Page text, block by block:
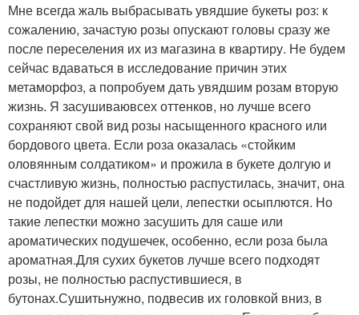
Мне всегда жаль выбрасывать увядшие букеты роз: к
сожалению, зачастую розы опускают головы сразу же
после переселения их из магазина в квартиру. Не будем
сейчас вдаваться в исследование причин этих
метаморфоз, а попробуем дать увядшим розам вторую
жизнь. Я засушиваювсех оттенков, но лучше всего
сохраняют свой вид розы насыщенного красного или
бордового цвета. Если роза оказалась «стойким
оловянным солдатиком» и прожила в букете долгую и
счастливую жизнь, полностью распустилась, значит, она
не подойдет для нашей цели, лепестки осыплются. Но
такие лепестки можно засушить для саше или
ароматических подушечек, особенно, если роза была
ароматная.Для сухих букетов лучше всего подходят
розы, не полностью распустившиеся, в
бутонах.Сушитьнужно, подвесив их головкой вниз, в